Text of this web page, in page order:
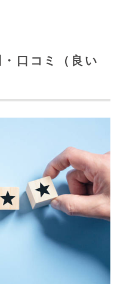
口コミ（良い